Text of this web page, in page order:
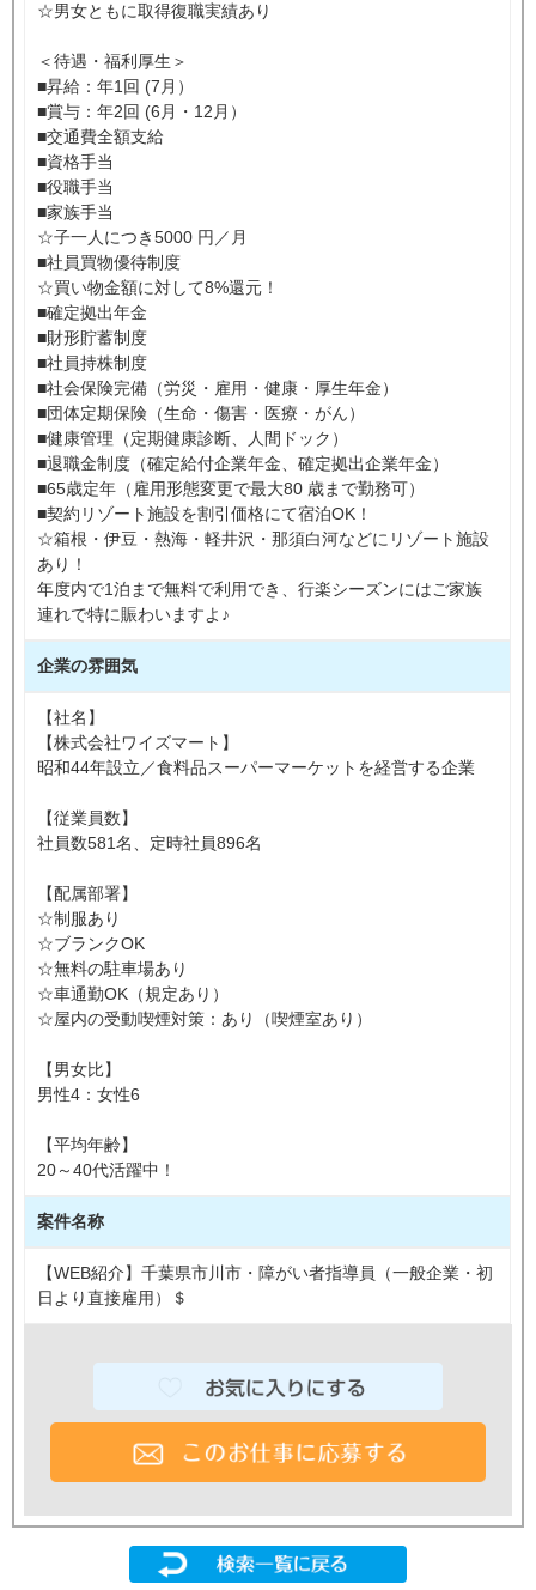
☆男女ともに取得復職実績あり
＜待遇・福利厚生＞
■昇給：年1回 (7月）
■賞与：年2回 (6月・12月）
■交通費全額支給
■資格手当
■役職手当
■家族手当
☆子一人につき5000 円／月
■社員買物優待制度
☆買い物金額に対して8%還元！
■確定拠出年金
■財形貯蓄制度
■社員持株制度
■社会保険完備（労災・雇用・健康・厚生年金）
■団体定期保険（生命・傷害・医療・がん）
■健康管理（定期健康診断、人間ドック）
■退職金制度（確定給付企業年金、確定拠出企業年金）
■65歳定年（雇用形態変更で最大80 歳まで勤務可）
■契約リゾート施設を割引価格にて宿泊OK！
☆箱根・伊豆・熱海・軽井沢・那須白河などにリゾート施設
あり！
年度内で1泊まで無料で利用でき、行楽シーズンにはご家族
連れで特に賑わいますよ♪
企業の雰囲気
【社名】
【株式会社ワイズマート】
昭和44年設立／食料品スーパーマーケットを経営する企業
【従業員数】
社員数581名、定時社員896名
【配属部署】
☆制服あり
☆ブランクOK
☆無料の駐車場あり
☆車通勤OK（規定あり）
☆屋内の受動喫煙対策：あり（喫煙室あり）
【男女比】
男性4：女性6
【平均年齢】
20～40代活躍中！
案件名称
【WEB紹介】千葉県市川市・障がい者指導員（一般企業・初
日より直接雇用）＄